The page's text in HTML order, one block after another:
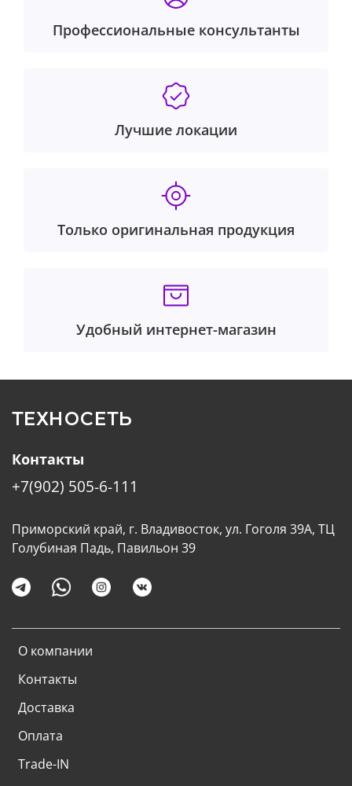
Профессиональные консультанты
Лучшие локации
Только оригинальная продукция
Удобный интернет-магазин
ТЕХНОСЕТЬ
О компании
Контакты
Доставка
Оплата
Trade-IN
Контакты
+7(902) 505-6-111
Приморский край, г. Владивосток, ул. Гоголя 39А, ТЦ
Голубиная Падь, Павильон 39